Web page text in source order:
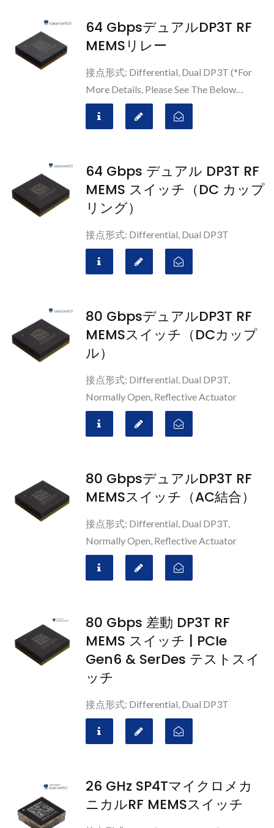
64 GbpsデュアルDP3T RF
MEMSリレー
接点形式: Differential, Dual DP3T (*For
More Details, Please See The Below
Diagram.)
64 Gbps デュアル DP3T RF
MEMS スイッチ（DC カップ
リング）
接点形式: Differential, Dual DP3T
80 GbpsデュアルDP3T RF
MEMSスイッチ（DCカップ
ル）
接点形式: Differential, Dual DP3T,
Normally Open, Reflective Actuator
80 GbpsデュアルDP3T RF
MEMSスイッチ（AC結合）
接点形式: Differential, Dual DP3T,
Normally Open, Reflective Actuator
80 Gbps 差動 DP3T RF
MEMS スイッチ | PCIe
Gen6 & SerDes テストスイ
ッチ
接点形式: Differential, Dual DP3T
26 GHz SP4Tマイクロメカ
ニカルRF MEMSスイッチ